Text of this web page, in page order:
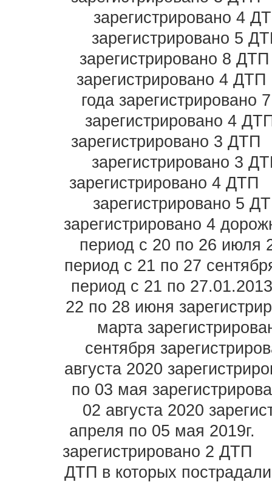
зарегистрировано 4
зарегистрировано 5
зарегистрировано 8 ДТП
зарегистрировано 4 ДТП
года зарегистрировано
зарегистрировано 4
зарегистрировано 3 ДТП
зарегистрировано 3
зарегистрировано 4 ДТП
зарегистрировано 5
зарегистрировано 4
период с 20 по 26 июля
период с 21 по 27
период с 21 по
22 по 28 июня
марта
сентября
августа 2020
по 03 мая
02 августа 2020
апреля по 05 мая 2019г.
зарегистрировано 2 ДТП
ДТП в которых